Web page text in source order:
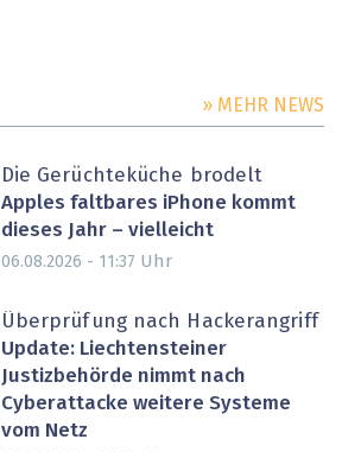
» MEHR NEWS
Die Gerüchteküche brodelt
Apples faltbares iPhone kommt
dieses Jahr – vielleicht
06.08.2026 - 11:37 Uhr
Überprüfung nach Hackerangriff
Update: Liechtensteiner
Justizbehörde nimmt nach
Cyberattacke weitere Systeme
vom Netz